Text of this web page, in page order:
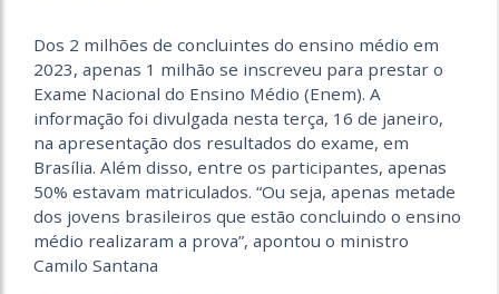
Dos 2 milhões de concluintes do ensino médio em
2023, apenas 1 milhão se inscreveu para prestar o
Exame Nacional do Ensino Médio (Enem). A
informação foi divulgada nesta terça, 16 de janeiro,
na apresentação dos resultados do exame, em
Brasília. Além disso, entre os participantes, apenas
50% estavam matriculados. “Ou seja, apenas metade
dos jovens brasileiros que estão concluindo o ensino
médio realizaram a prova”, apontou o ministro
Camilo Santana